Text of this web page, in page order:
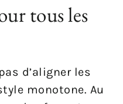
tous les
d’aligner les
monotone. Au